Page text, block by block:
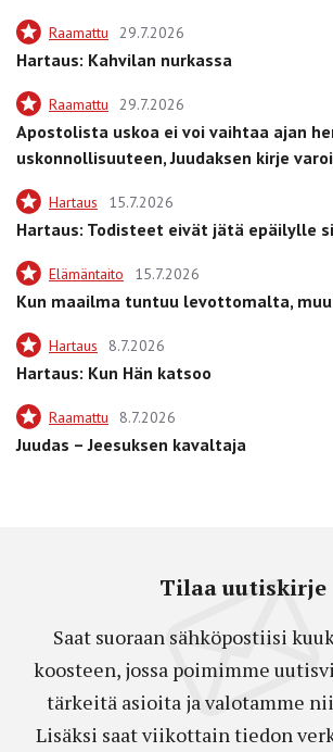
Raamattu 29.7.2026
Hartaus: Kahvilan nurkassa
Raamattu 29.7.2026
Apostolista uskoa ei voi vaihtaa ajan
uskonnollisuuteen, Juudaksen kirje
Hartaus 15.7.2026
Hartaus: Todisteet eivät jätä epäilylle
Elämäntaito 15.7.2026
Kun maailma tuntuu levottomalta,
Hartaus 8.7.2026
Hartaus: Kun Hän katsoo
Raamattu 8.7.2026
Juudas – Jeesuksen kavaltaja
Tilaa uutiskirje
Saat suoraan sähköpostiisi
koosteen, jossa poimimme
tärkeitä asioita ja valotamme
Lisäksi saat viikottain tiedon